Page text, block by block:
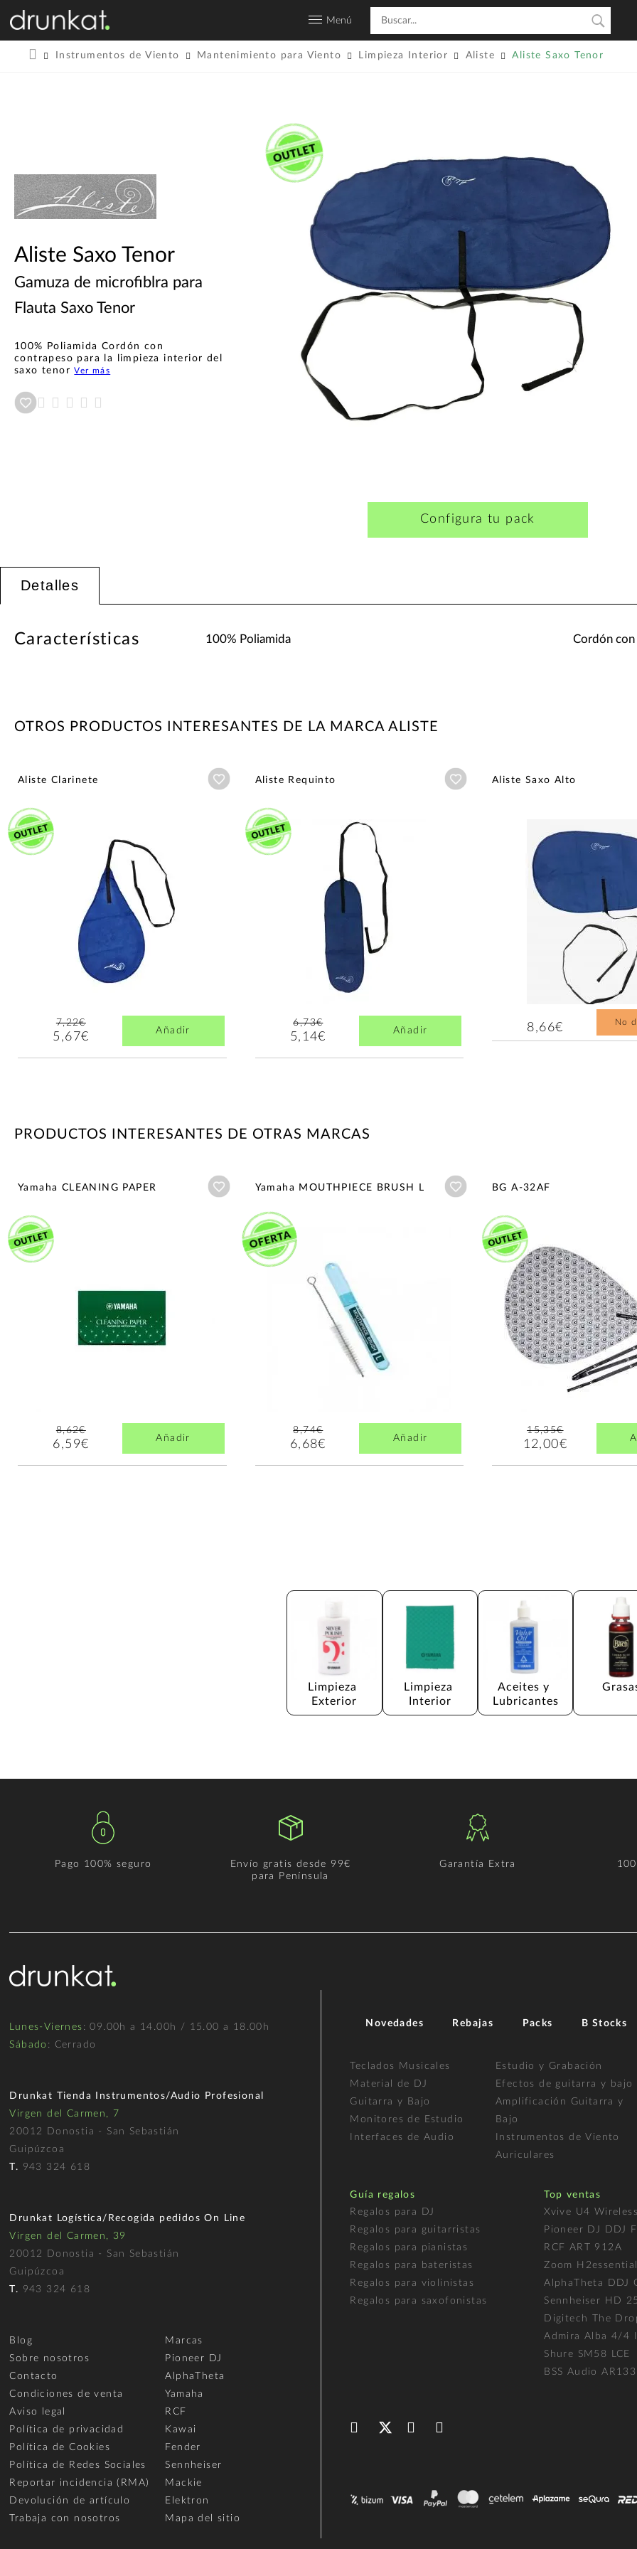
Menú
Instrumentos de Viento Mantenimiento para Viento Limpieza Interior Aliste Aliste Saxo Tenor
Aliste Saxo Tenor
Gamuza de microfiblra para
Flauta Saxo Tenor
100% Poliamida Cordón con
contrapeso para la limpieza interior del
saxo tenorVer más
Configura tu pack
Detalles
Características 100% Poliamida Cordón
OTROS PRODUCTOS INTERESANTES DE LA MARCA ALISTE
Aliste Clarinete Añadir a wishlist
7,22€
5,67€ Añadir
Aliste Requinto Añadir a wishlist
6,73€
5,14€ Añadir
Aliste Saxo Alto
8,66€ No
PRODUCTOS INTERESANTES DE OTRAS MARCAS
Yamaha CLEANING PAPER Añadir a wishlist
8,62€
6,59€ Añadir
Yamaha MOUTHPIECE BRUSH L Añadir a wishlist
8,74€
6,68€ Añadir
BG A-32AF
15,35€
12,00€
Limpieza
Exterior
Limpieza
Interior
Aceites y
Lubricantes
Pago 100% seguro
Envío gratis desde 99€
para Península
Garantía Extra
Lunes-Viernes : 09.00h a 14.00h / 15.00 a 18.00h
Sábado : Cerrado
Drunkat Tienda Instrumentos/Audio Profesional
Virgen del Carmen, 7
20012 Donostia - San Sebastián
Guipúzcoa
T. 943 324 618
Drunkat Logística/Recogida pedidos On Line
Virgen del Carmen, 39
20012 Donostia - San Sebastián
Guipúzcoa
T. 943 324 618
Blog
Sobre nosotros
Contacto
Condiciones de venta
Aviso legal
Política de privacidad
Política de Cookies
Política de Redes Sociales
Reportar incidencia (RMA)
Devolución de artículo
Trabaja con nosotros
Marcas
Pioneer DJ
AlphaTheta
Yamaha
RCF
Kawai
Fender
Sennheiser
Mackie
Elektron
Mapa del sitio
Novedades Rebajas Packs B Stocks
Teclados Musicales
Material de DJ
Guitarra y Bajo
Monitores de Estudio
Interfaces de Audio
Estudio y Grabación
Efectos de guitarra y bajo
Amplificación Guitarra y
Bajo
Instrumentos de Viento
Auriculares
Guía regalos
Regalos para DJ
Regalos para guitarristas
Regalos para pianistas
Regalos para bateristas
Regalos para violinistas
Regalos para saxofonistas
Top ventas
Xvive U4
Pioneer DJ DDJ
RCF ART 912A
Zoom H2essential
AlphaTheta DDJ
Sennheiser HD 25
Digitech The
Admira Alba 4/4
Shure SM58 LCE
BSS Audio AR133